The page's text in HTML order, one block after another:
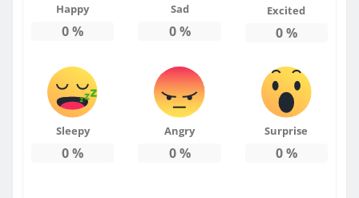
Happy
0%
Sad
0%
Excited
0%
Sleepy
0%
Angry
0%
Surprise
0%